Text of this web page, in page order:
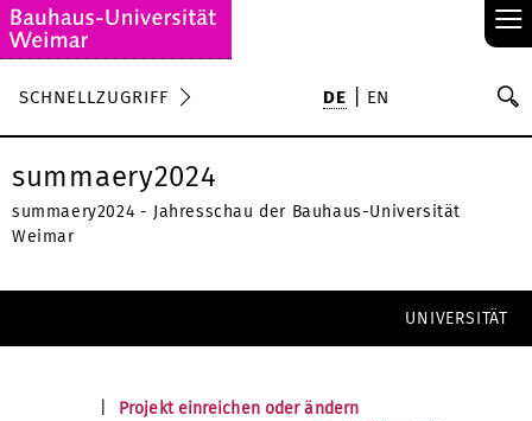
≡
SCHNELLZUGRIFF DE EN
summaery2024
summaery2024 - Jahresschau der Bauhaus-Universität
Weimar
UNIVERSITÄT
Projekt einreichen oder ändern